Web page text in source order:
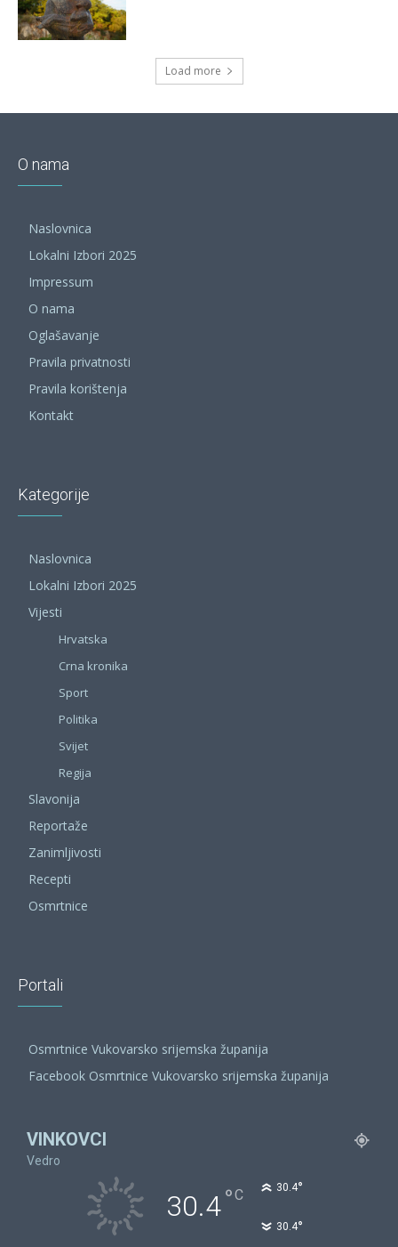
Load more
O nama
Naslovnica
Lokalni Izbori 2025
Impressum
O nama
Oglašavanje
Pravila privatnosti
Pravila korištenja
Kontakt
Kategorije
Naslovnica
Lokalni Izbori 2025
Vijesti
Hrvatska
Crna kronika
Sport
Politika
Svijet
Regija
Slavonija
Reportaže
Zanimljivosti
Recepti
Osmrtnice
Portali
Osmrtnice Vukovarsko srijemska županija
Facebook Osmrtnice Vukovarsko srijemska županija
VINKOVCI
Vedro
30.4°C 30.4°
30.4°